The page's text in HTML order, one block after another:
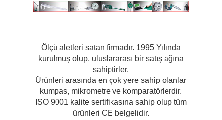
Ölçü aletleri satan firmadır. 1995 Yılında
kurulmuş olup, uluslararası bir satış ağına
sahiptirler.
Ürünleri arasında en çok yere sahip olanlar
kumpas, mikrometre ve komparatörlerdir.
ISO 9001 kalite sertifikasına sahip olup tüm
ürünleri CE belgelidir.